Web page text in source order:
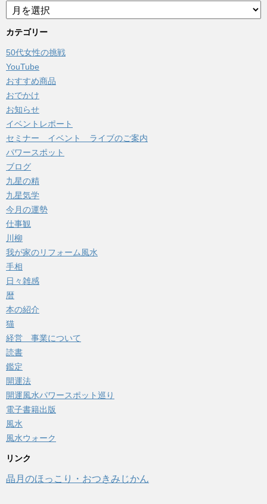
ア
ー
カ
ブ
カテゴリー
50代女性の挑戦
YouTube
おすすめ商品
おでかけ
お知らせ
イベントレポート
セミナー イベント ライブのご案内
パワースポット
ブログ
九星の精
九星気学
今月の運勢
仕事観
川柳
我が家のリフォーム風水
手相
日々雑感
暦
本の紹介
猫
経営 事業について
読書
鑑定
開運法
開運風水パワースポット巡り
電子書籍出版
風水
風水ウォーク
リンク
晶月のほっこり・おつきみじかん